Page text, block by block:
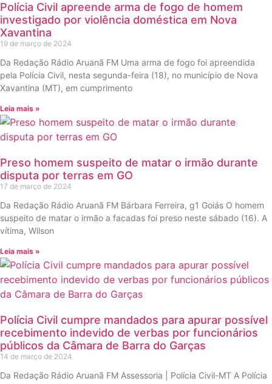
Polícia Civil apreende arma de fogo de homem
investigado por violência doméstica em Nova
Xavantina
19 de março de 2024
Da Redação Rádio Aruanã FM Uma arma de fogo foi apreendida
pela Polícia Civil, nesta segunda-feira (18), no município de Nova
Xavantina (MT), em cumprimento
Leia mais »
Preso homem suspeito de matar o irmão durante
disputa por terras em GO
17 de março de 2024
Da Redação Rádio Aruanã FM Bárbara Ferreira, g1 Goiás O homem
suspeito de matar o irmão a facadas foi preso neste sábado (16). A
vítima, Wilson
Leia mais »
Polícia Civil cumpre mandados para apurar possível
recebimento indevido de verbas por funcionários
públicos da Câmara de Barra do Garças
14 de março de 2024
Da Redação Rádio Aruanã FM Assessoria | Polícia Civil-MT A Polícia